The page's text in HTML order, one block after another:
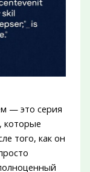
— это серия
которые
того, как он